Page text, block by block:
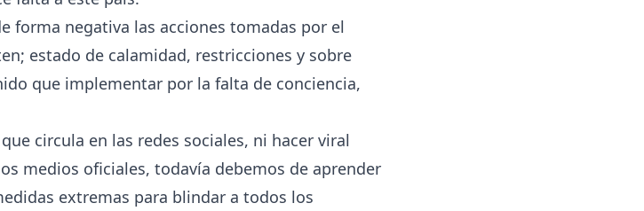
forma negativa las acciones tomadas por el
estado de calamidad, restricciones y sobre
que implementar por la falta de conciencia,
circula en las redes sociales, ni hacer viral
medios oficiales, todavía debemos de aprender
extremas para blindar a todos los